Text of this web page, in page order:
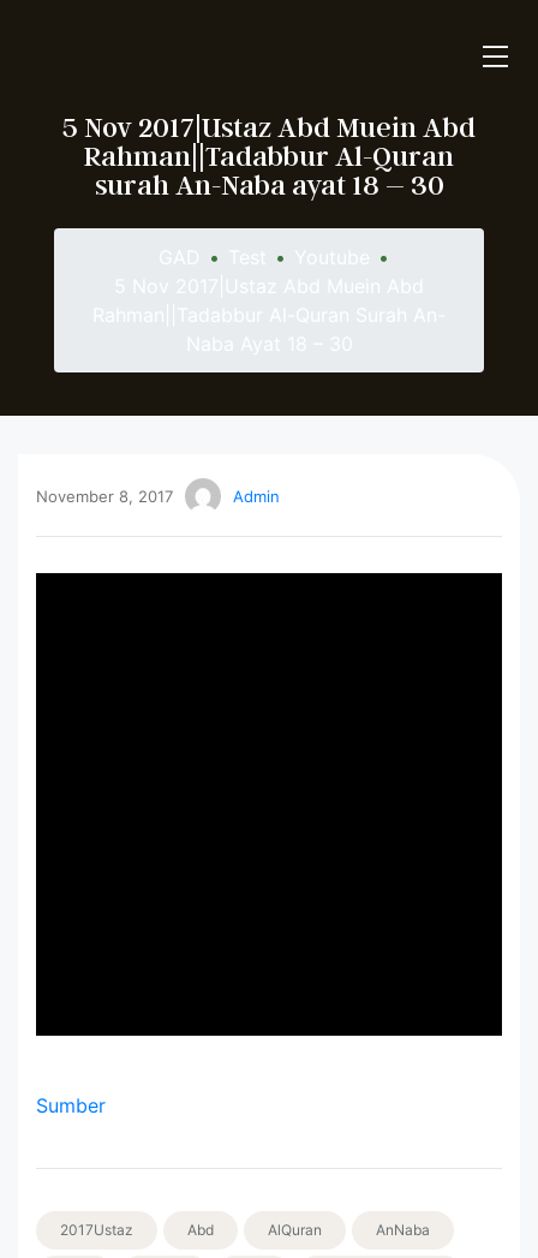
5 Nov 2017|Ustaz Abd Muein Abd
Rahman||Tadabbur Al-Quran
surah An-Naba ayat 18 – 30
• •
•
November 8, 2017 Admin
Sumber
2017Ustaz Abd AlQuran AnNaba